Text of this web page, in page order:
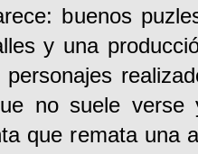
buenos
y una
no suele verse
que remata una